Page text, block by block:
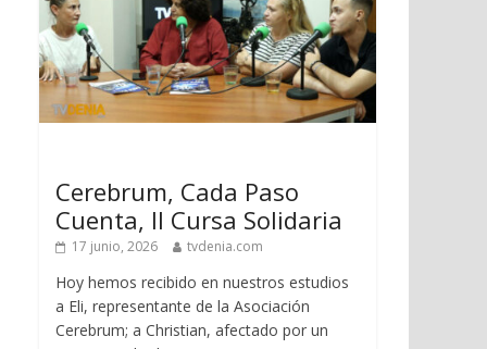
Cerebrum, Cada Paso
Cuenta, II Cursa Solidaria
17 junio, 2026 tvdenia.com
Hoy hemos recibido en nuestros estudios
a Eli, representante de la Asociación
Cerebrum; a Christian, afectado por un